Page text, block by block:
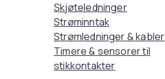
Skjøteledninger
Strøminntak
Strømledninger & kabler
Timere & sensorer til
stikkontakter